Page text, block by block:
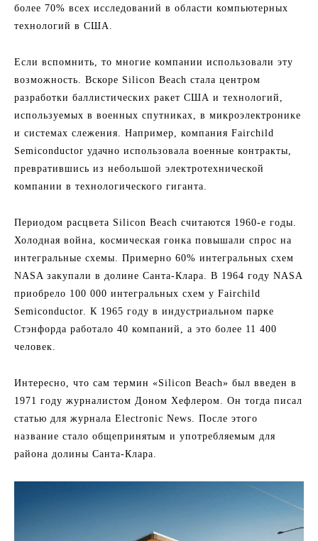
более 70% всех исследований в области компьютерных
технологий в США.
Если вспомнить, то многие компании использовали эту
возможность. Вскоре Silicon Beach стала центром
разработки баллистических ракет США и технологий,
используемых в военных спутниках, в микроэлектронике
и системах слежения. Например, компания Fairchild
Semiconductor удачно использовала военные контракты,
превратившись из небольшой электротехнической
компании в технологического гиганта.
Периодом расцвета Silicon Beach считаются 1960-е годы.
Холодная война, космическая гонка повышали спрос на
интегральные схемы. Примерно 60% интегральных схем
NASA закупали в долине Санта-Клара. В 1964 году NASA
приобрело 100 000 интегральных схем у Fairchild
Semiconductor. К 1965 году в индустриальном парке
Стэнфорда работало 40 компаний, а это более 11 400
человек.
Интересно, что сам термин «Silicon Beach» был введен в
1971 году журналистом Доном Хефлером. Он тогда писал
статью для журнала Electronic News. После этого
название стало общепринятым и употребляемым для
района долины Санта-Клара.